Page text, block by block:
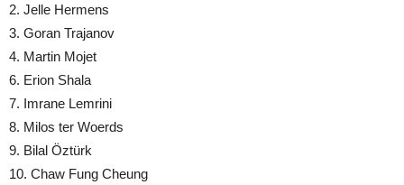
2. Jelle Hermens
3. Goran Trajanov
4. Martin Mojet
6. Erion Shala
7. Imrane Lemrini
8. Milos ter Woerds
9. Bilal Öztürk
10. Chaw Fung Cheung